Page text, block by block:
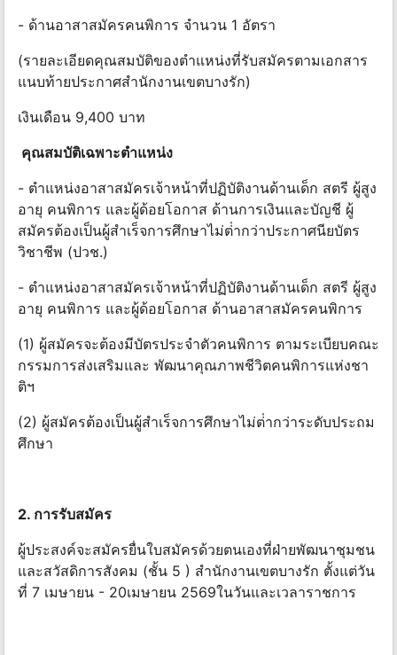
- ด้านอาสาสมัครคนพิการ จํานวน 1 อัตรา
(รายละเอียดคุณสมบัติของตําแหน่งที่รับสมัครตามเอกสาร
แนบท้ายประกาศสํานักงานเขตบางรัก)
เงินเดือน 9,400 บาท
คุณสมบัติเฉพาะตําแหน่ง
- ตําแหน่งอาสาสมัครเจ้าหน้าที่ปฏิบัติงานด้านเด็ก สตรี ผู้สูง
อายุ คนพิการ และผู้ด้อยโอกาส ด้านการเงินและบัญชี ผู้
สมัครต้องเป็นผู้สําเร็จการศึกษาไม่ต่ํากว่าประกาศนียบัตร
วิชาชีพ (ปวช.)
- ตําแหน่งอาสาสมัครเจ้าหน้าที่ปฏิบัติงานด้านเด็ก สตรี ผู้สูง
อายุ คนพิการ และผู้ด้อยโอกาส ด้านอาสาสมัครคนพิการ
(1) ผู้สมัครจะต้องมีบัตรประจําตัวคนพิการ ตามระเบียบคณะ
กรรมการส่งเสริมและ พัฒนาคุณภาพชีวิตคนพิการแห่งชา
ติฯ
(2) ผู้สมัครต้องเป็นผู้สําเร็จการศึกษาไม่ต่ํากว่าระดับประถม
ศึกษา
2. การรับสมัคร
ผู้ประสงค์จะสมัครยื่นใบสมัครด้วยตนเองที่ฝ่ายพัฒนาชุมชน
และสวัสดิการสังคม (ชั้น 5 ) สํานักงานเขตบางรัก ตั้งแต่วัน
ที่ 7 เมษายน - 20เมษายน 2569ในวันและเวลาราชการ